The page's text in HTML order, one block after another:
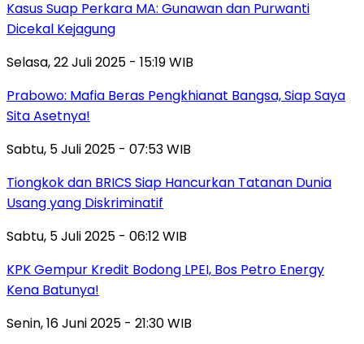
Kasus Suap Perkara MA: Gunawan dan Purwanti
Dicekal Kejagung
Selasa, 22 Juli 2025 - 15:19 WIB
Prabowo: Mafia Beras Pengkhianat Bangsa, Siap Saya
Sita Asetnya!
Sabtu, 5 Juli 2025 - 07:53 WIB
Tiongkok dan BRICS Siap Hancurkan Tatanan Dunia
Usang yang Diskriminatif
Sabtu, 5 Juli 2025 - 06:12 WIB
KPK Gempur Kredit Bodong LPEI, Bos Petro Energy
Kena Batunya!
Senin, 16 Juni 2025 - 21:30 WIB